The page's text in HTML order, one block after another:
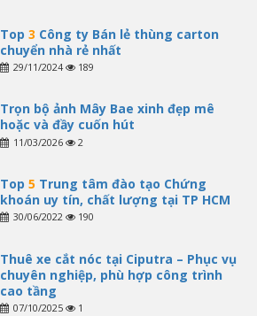
Top 3 Công ty Bán lẻ thùng carton
chuyển nhà rẻ nhất
29/11/2024 189
Trọn bộ ảnh Mây Bae xinh đẹp mê
hoặc và đầy cuốn hút
11/03/2026 2
Top 5 Trung tâm đào tạo Chứng
khoán uy tín, chất lượng tại TP HCM
30/06/2022 190
Thuê xe cắt nóc tại Ciputra – Phục vụ
chuyên nghiệp, phù hợp công trình
cao tầng
07/10/2025 1